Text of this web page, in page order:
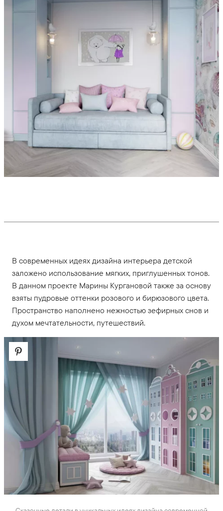
В современных идеях дизайна интерьера детской
заложено использование мягких, приглушенных тонов.
В данном проекте Марины Кургановой также за основу
взяты пудровые оттенки розового и бирюзового цвета.
Пространство наполнено нежностью зефирных снов и
духом мечтательности, путешествий.